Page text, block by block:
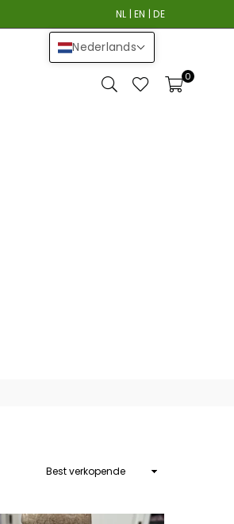
NL |EN |DE
0
Sorteer
Nederlands